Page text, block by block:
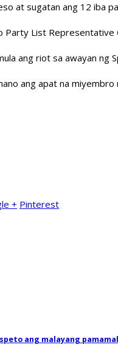
at sugatan ang 12 iba
Party List Representative
ang riot sa awayan ng
ang apat na
+ Pinterest
ang malayang